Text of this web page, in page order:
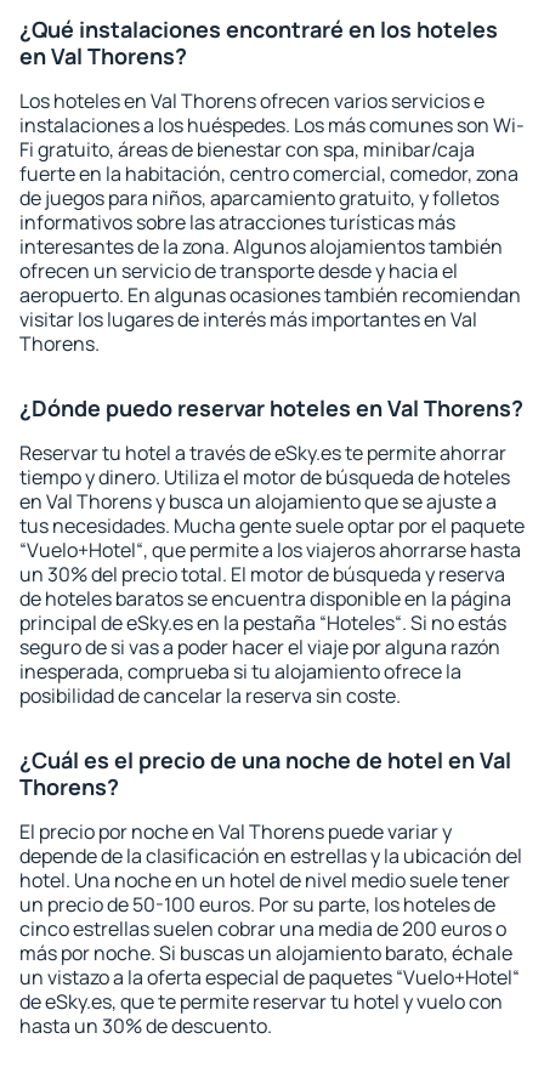
¿Qué instalaciones encontraré en los hoteles
en Val Thorens?
Los hoteles en Val Thorens ofrecen varios servicios e
instalaciones a los huéspedes. Los más comunes son Wi-
Fi gratuito, áreas de bienestar con spa, minibar/caja
fuerte en la habitación, centro comercial, comedor, zona
de juegos para niños, aparcamiento gratuito, y folletos
informativos sobre las atracciones turísticas más
interesantes de la zona. Algunos alojamientos también
ofrecen un servicio de transporte desde y hacia el
aeropuerto. En algunas ocasiones también recomiendan
visitar los lugares de interés más importantes en Val
Thorens.
¿Dónde puedo reservar hoteles en Val Thorens?
Reservar tu hotel a través de eSky.es te permite ahorrar
tiempo y dinero. Utiliza el motor de búsqueda de hoteles
en Val Thorens y busca un alojamiento que se ajuste a
tus necesidades. Mucha gente suele optar por el paquete
“Vuelo+Hotel“, que permite a los viajeros ahorrarse hasta
un 30% del precio total. El motor de búsqueda y reserva
de hoteles baratos se encuentra disponible en la página
principal de eSky.es en la pestaña “Hoteles“. Si no estás
seguro de si vas a poder hacer el viaje por alguna razón
inesperada, comprueba si tu alojamiento ofrece la
posibilidad de cancelar la reserva sin coste.
¿Cuál es el precio de una noche de hotel en Val
Thorens?
El precio por noche en Val Thorens puede variar y
depende de la clasificación en estrellas y la ubicación del
hotel. Una noche en un hotel de nivel medio suele tener
un precio de 50-100 euros. Por su parte, los hoteles de
cinco estrellas suelen cobrar una media de 200 euros o
más por noche. Si buscas un alojamiento barato, échale
un vistazo a la oferta especial de paquetes “Vuelo+Hotel“
de eSky.es, que te permite reservar tu hotel y vuelo con
hasta un 30% de descuento.